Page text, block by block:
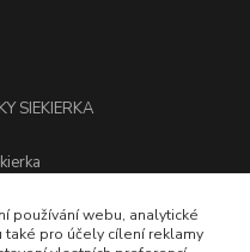
SIEKIERKA
používání webu, analytické
pro účely cílení reklamy